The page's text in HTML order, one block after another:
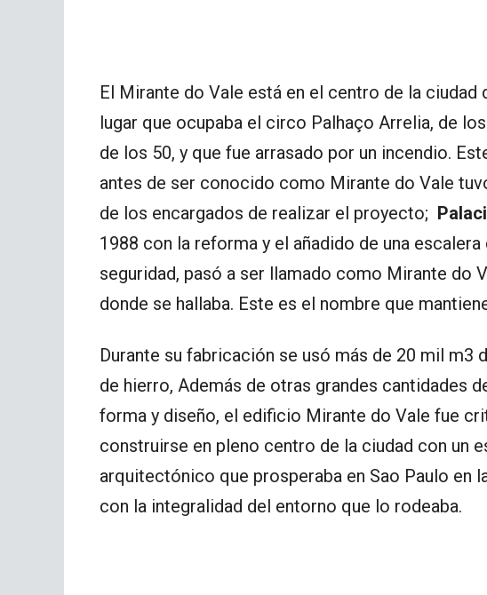
El Mirante do Vale está en el centro de la ciudad
lugar que ocupaba el circo Palhaço Arrelia, de
de los 50, y que fue arrasado por un incendio.
antes de ser conocido como Mirante do Vale
de los encargados de realizar el proyecto;
1988 con la reforma y el añadido de una
seguridad, pasó a ser llamado como Mirante do
donde se hallaba. Este es el nombre que
Durante su fabricación se usó más de 20 mil m3
de hierro, Además de otras grandes cantidades
forma y diseño, el edificio Mirante do Vale fue
construirse en pleno centro de la ciudad con un
arquitectónico que prosperaba en Sao Paulo en
con la integralidad del entorno que lo rodeaba.